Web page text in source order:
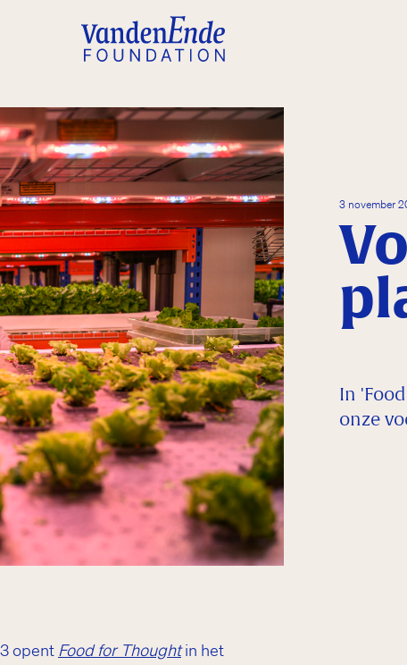
3 november
In
onze
opent Food for Thoughtin het